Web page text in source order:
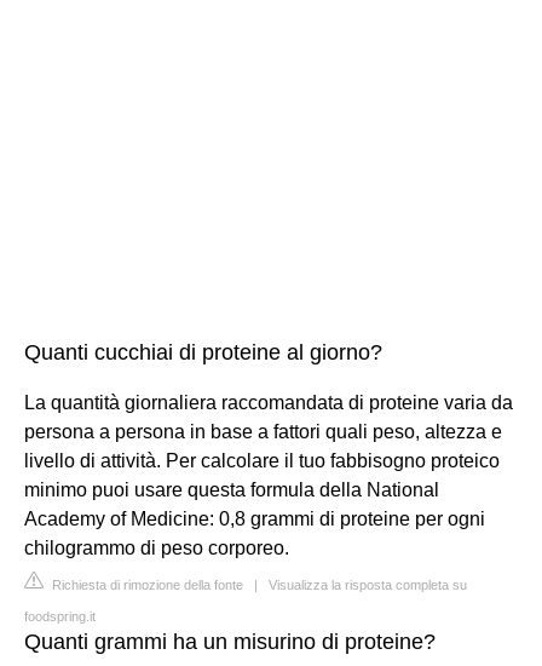
Quanti cucchiai di proteine al giorno?
La quantità giornaliera raccomandata di proteine varia da
persona a persona in base a fattori quali peso, altezza e
livello di attività. Per calcolare il tuo fabbisogno proteico
minimo puoi usare questa formula della National
Academy of Medicine: 0,8 grammi di proteine per ogni
chilogrammo di peso corporeo.
Richiesta di rimozione della fonte | Visualizza la risposta completa su
foodspring.it
Quanti grammi ha un misurino di proteine?